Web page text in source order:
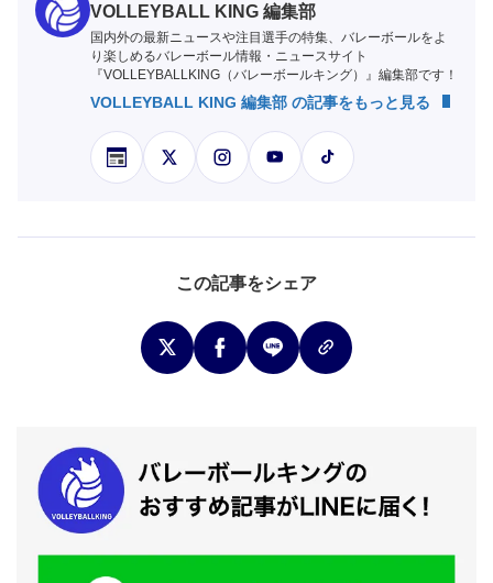
VOLLEYBALL KING 編集部
国内外の最新ニュースや注目選手の特集、バレーボールをよ
り楽しめるバレーボール情報・ニュースサイト
『VOLLEYBALLKING（バレーボールキング）』編集部です！
VOLLEYBALL KING 編集部 の記事をもっと見る
この記事をシェア